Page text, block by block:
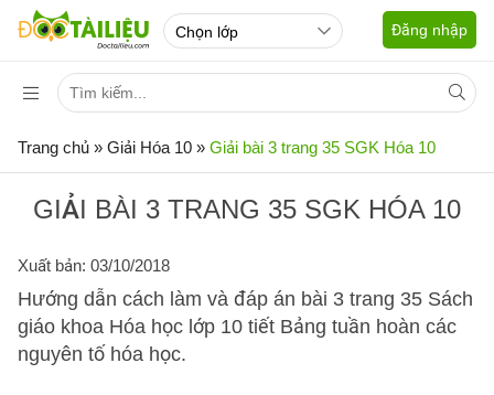
Đăng nhập
Trang chủ » Giải Hóa 10 » Giải bài 3 trang 35 SGK Hóa 10
GIẢI BÀI 3 TRANG 35 SGK HÓA 10
Xuất bản: 03/10/2018
Hướng dẫn cách làm và đáp án bài 3 trang 35 Sách
giáo khoa Hóa học lớp 10 tiết Bảng tuần hoàn các
nguyên tố hóa học.